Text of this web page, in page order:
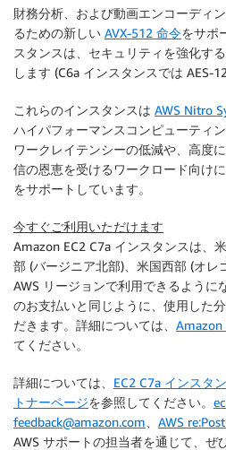
財務分析、および動画エンコーディ
るための新しい AVX-512 命令をサポ
スタンスは、セキュリティを強化す
します (C6a インスタンスでは AES-
これらのインスタンスは AWS Nitro
ハイパフォーマンスコンピューティ
ワークレイテンシーの低減や、高度
信の恩恵を受けるワークロード向けに
をサポートしています。
今すぐご利用いただけます
Amazon EC2 C7a インスタンスは、
部 (バージニア北部)、米国西部 (オレ
AWS リージョンで利用できるように
のお支払いと同じように、使用した
だきます。詳細については、 Amazon
てください。
詳細については、 EC2 C7a インスタ
トナーページを参照してください。
feedback@amazon.com
AWS
AWS サポートの担当者を通じて、ぜ